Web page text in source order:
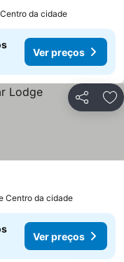
da cidade
Ver preços
Partilhar
Centro da cidade
Ver preços